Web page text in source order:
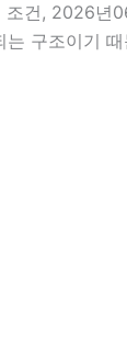
건, 2026
구조이기